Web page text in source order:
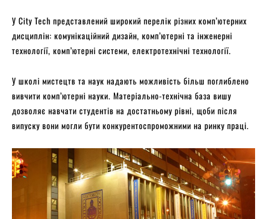
У City Tech представлений широкий перелік різних комп’ютерних
дисциплін: комунікаційний дизайн, комп’ютерні та інженерні
технології, комп’ютерні системи, електротехнічні технології.
У школі мистецтв та наук надають можливість більш поглиблено
вивчити комп’ютерні науки. Матеріально-технічна база вишу
дозволяє навчати студентів на достатньому рівні, щоби після
випуску вони могли бути конкурентоспроможними на ринку праці.